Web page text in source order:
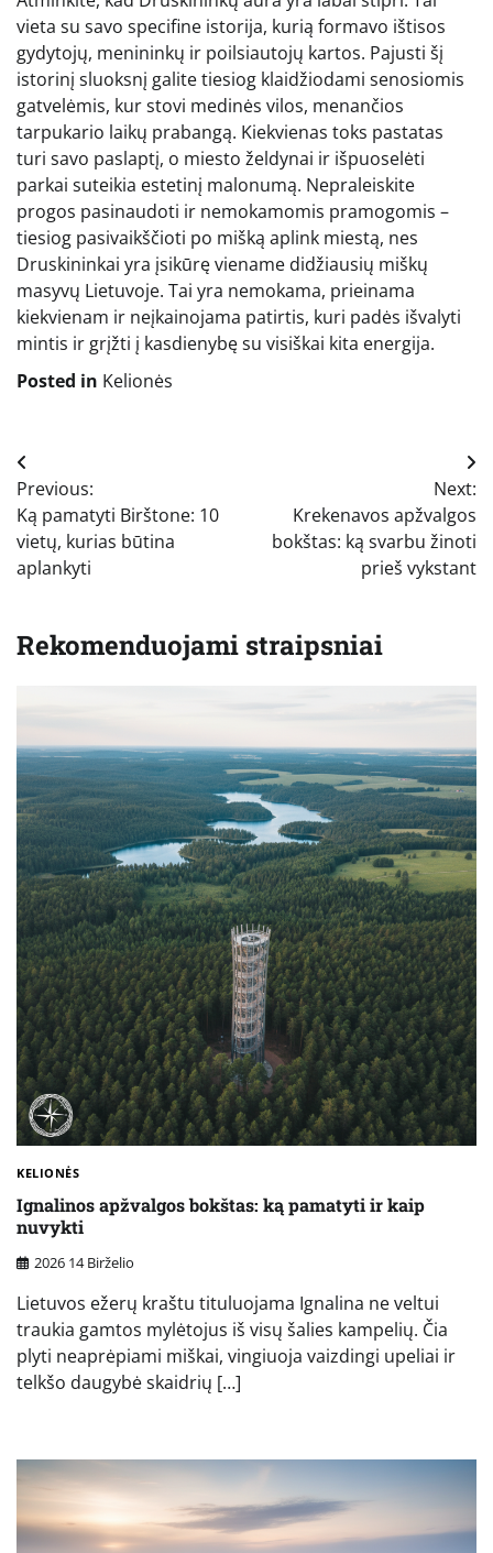
vieta su savo specifine istorija, kurią formavo ištisos
gydytojų, menininkų ir poilsiautojų kartos. Pajusti šį
istorinį sluoksnį galite tiesiog klaidžiodami senosiomis
gatvelėmis, kur stovi medinės vilos, menančios
tarpukario laikų prabangą. Kiekvienas toks pastatas
turi savo paslaptį, o miesto želdynai ir išpuoselėti
parkai suteikia estetinį malonumą. Nepraleiskite
progos pasinaudoti ir nemokamomis pramogomis –
tiesiog pasivaikščioti po mišką aplink miestą, nes
Druskininkai yra įsikūrę viename didžiausių miškų
masyvų Lietuvoje. Tai yra nemokama, prieinama
kiekvienam ir neįkainojama patirtis, kuri padės išvalyti
mintis ir grįžti į kasdienybę su visiškai kita energija.
Posted in Kelionės
Navigacija
tarp
įrašų
Previous:
Ką pamatyti Birštone: 10
vietų, kurias būtina
aplankyti
Next:
Krekenavos apžvalgos
bokštas: ką svarbu žinoti
prieš vykstant
Rekomenduojami straipsniai
KELIONĖS
Ignalinos apžvalgos bokštas: ką pamatyti ir kaip
nuvykti
2026 14 Birželio
Lietuvos ežerų kraštu tituluojama Ignalina ne veltui
traukia gamtos mylėtojus iš visų šalies kampelių. Čia
plyti neaprėpiami miškai, vingiuoja vaizdingi upeliai ir
telkšo daugybė skaidrių […]